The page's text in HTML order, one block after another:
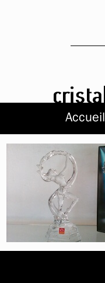
Accueil